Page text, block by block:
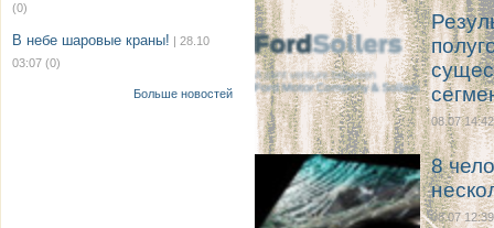
(0)
В небе шаровые краны! | 28.10
03:07 (0)
Больше новостей
08.07 14:42
8
08.07 12:39